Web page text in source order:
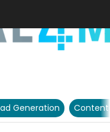
Generation